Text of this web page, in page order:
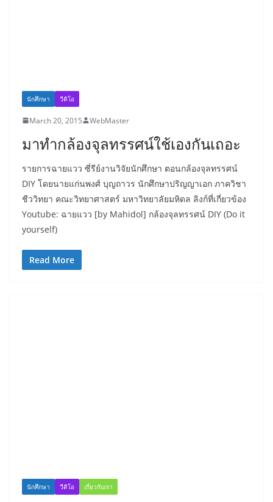
นักศึกษา วีดิโอ
March 20, 2015 WebMaster
มาทำกล้องจุลทรรศน์ใช้เองกันเถอะ
รายการฉายแวว ซี่รีย์งานวิจัยนักศึกษา ตอนกล้องจุลทรรศน์
DIY โดยนายแก่นพงศ์ บุญถาวร นักศึกษาปริญญาเอก ภาควิชา
ชีววิทยา คณะวิทยาศาสตร์ มหาวิทยาลัยมหิดล ลิงก์ที่เกี่ยวข้อง
Youtube: ฉายแวว [by Mahidol] กล้องจุลทรรศน์ DIY (Do it
yourself)
Read More
นักศึกษา วีดิโอ เกี่ยวกับเรา